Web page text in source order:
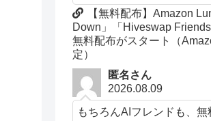
【無料配布】Amazon
Down」「Hiveswap
無料配布がスタート（
定）
匿名さん
2026.08.09
もちろんAIフレンドも、無